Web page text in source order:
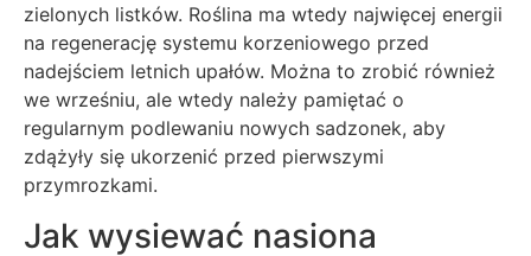
zielonych listków. Roślina ma wtedy najwięcej energii
na regenerację systemu korzeniowego przed
nadejściem letnich upałów. Można to zrobić również
we wrześniu, ale wtedy należy pamiętać o
regularnym podlewaniu nowych sadzonek, aby
zdążyły się ukorzenić przed pierwszymi
przymrozkami.
Jak wysiewać nasiona